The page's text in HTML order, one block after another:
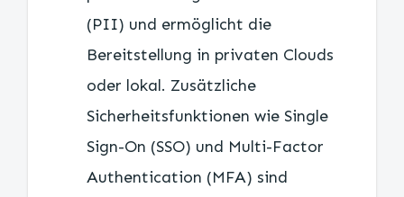
(PII) und ermöglicht die
Bereitstellung in privaten Clouds
oder lokal. Zusätzliche
Sicherheitsfunktionen wie Single
Sign-On (SSO) und Multi-Factor
Authentication (MFA) sind